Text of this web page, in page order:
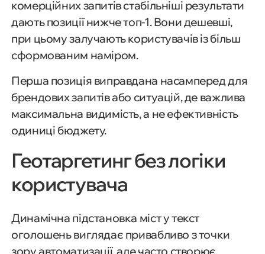
комерційних запитів стабільніші результати
дають позиції нижче топ-1. Вони дешевші,
при цьому залучають користувачів із більш
сформованим наміром.
Перша позиція виправдана насамперед для
брендових запитів або ситуацій, де важлива
максимальна видимість, а не ефективність
одиниці бюджету.
Геотаргетинг без логіки
користувача
Динамічна підстановка міст у текст
оголошень виглядає привабливо з точки
зору автоматизації, але часто створює